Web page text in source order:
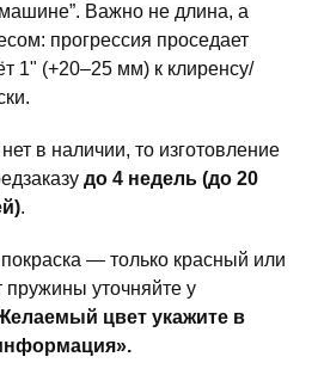
Важно не длина, а
прогрессия проседает
1" (+20–25 мм) к клиренсу/
в наличии, то изготовление
до 4 недель (до 20
.
— только красный или
уточняйте у
цвет укажите в